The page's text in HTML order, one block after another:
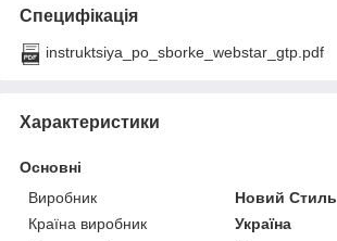
Специфікація
instruktsiya_po_sborke_webstar_gtp.pdf
Характеристики
Основні
Виробник
Новий Стиль
Країна виробник
Україна